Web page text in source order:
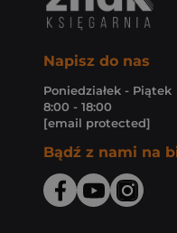
Napisz do nas
Poniedziałek - Piątek
8:00 - 18:00
[email protected]
Bądź z nami na